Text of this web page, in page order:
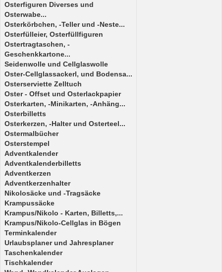
Osterfiguren Diverses und
Osterwabe...
Osterkörbchen, -Teller und -Neste...
Osterfülleier, Osterfüllfiguren
Ostertragtaschen, -
Geschenkkartone...
Seidenwolle und Cellglaswolle
Oster-Cellglassackerl, und Bodensa...
Osterserviette Zelltuch
Oster - Offset und Osterlackpapier
Osterkarten, -Minikarten, -Anhäng...
Osterbilletts
Osterkerzen, -Halter und Osterteel...
Ostermalbücher
Osterstempel
Adventkalender
Adventkalenderbilletts
Adventkerzen
Adventkerzenhalter
Nikolosäcke und -Tragsäcke
Krampussäcke
Krampus/Nikolo - Karten, Billetts,...
Krampus/Nikolo-Cellglas in Bögen
Terminkalender
Urlaubsplaner und Jahresplaner
Taschenkalender
Tischkalender